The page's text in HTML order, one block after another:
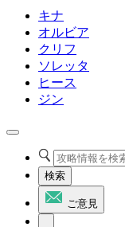
キナ
オルビア
クリフ
ソレッタ
ヒース
ジン
検索
ご意見